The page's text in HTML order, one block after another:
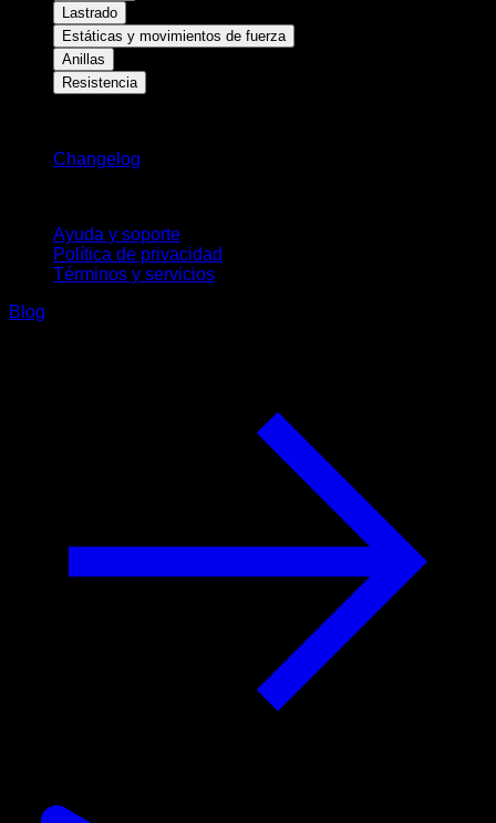
Lastrado
Estáticas y movimientos de fuerza
Anillas
Resistencia
Changelog
Ayuda y soporte
Política de privacidad
Términos y servicios
Blog